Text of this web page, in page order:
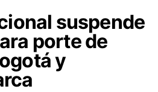
suspende
porte de
y